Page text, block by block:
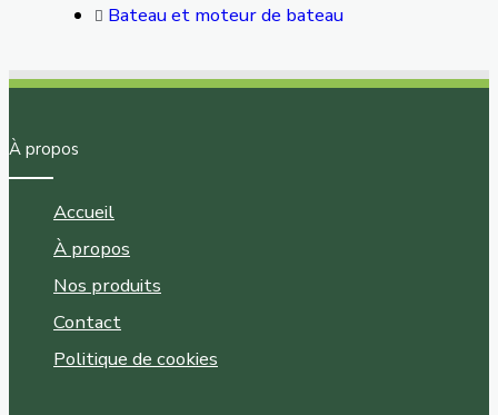
Bateau et moteur de bateau
À propos
Accueil
À propos
Nos produits
Contact
Politique de cookies